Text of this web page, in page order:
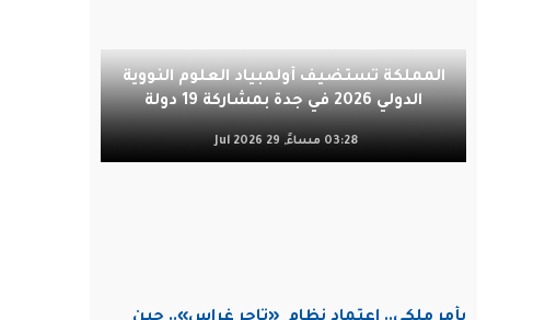
المملكة تستضيف أولمبياد العلوم النووية
الدولي 2026 في جدة بمشاركة 19 دولة
03:28 مساءً, 29 Jul 2026